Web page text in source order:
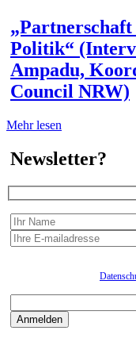
Politik“
Ampadu,
Council NRW)
Mehr lesen
Newsletter?